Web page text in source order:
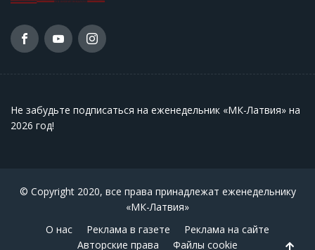
Не забудьте подписаться на еженедельник «МК-Латвия» на
2026 год!
© Copyright 2020, все права принадлежат еженедельнику
«МК-Латвия»
О нас
Реклама в газете
Реклама на сайте
Авторские права
Файлы cookie